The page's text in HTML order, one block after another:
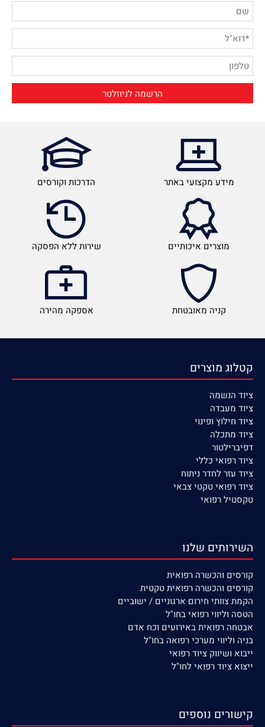
מידע מקצועי באתר הדרכות וקורסים
מוצרים איכותיים שירות ללא הפסקה
קניה מאובטחת אספקה מהירה
קטלוג מוצרים
ציוד הנשמה
ציוד מעבדה
ציוד חילוץ ופינוי
ציוד מתכלה
דפיברילטור
ציוד רפואי כללי
ציוד עזר לחדר ניתוח
ציוד רפואי טקטי צבאי
טקסטיל רפואי
השירותים שלנו
קורסים והכשרה רפואית
קורסים והכשרה רפואית טקטית
הקמת צוותי חירום ארגוניים / ישוביים
הטסה וליווי רפואי בחו"ל
אבטחה רפואית באירועים וכח אדם
בניה וליווי מערכי רפואה בחו"ל
ייבוא ושיווק ציוד רפואי
ייצוא ציוד רפואי לחו"ל
קישורים נוספים